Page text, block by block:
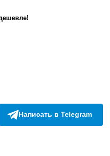
Написать в Telegram